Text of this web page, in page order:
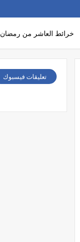
خرائط العاشر من رمضان
تعليقات فيسبوك